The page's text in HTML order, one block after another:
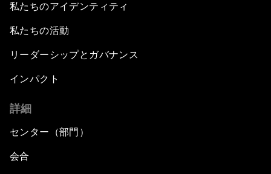
私たちのアイデンティティ
私たちの活動
リーダーシップとガバナンス
インパクト
詳細
センター（部門）
会合